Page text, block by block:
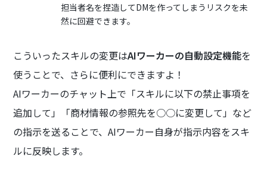
担当者名を捏造してDMを作ってしまうリスクを未
然に回避できます。
こういったスキルの変更はAIワーカーの自動設定機能を
使うことで、さらに便利にできますよ！
AIワーカーのチャット上で「スキルに以下の禁止事項を
追加して」「商材情報の参照先を○○に変更して」など
の指示を送ることで、AIワーカー自身が指示内容をスキ
ルに反映します。